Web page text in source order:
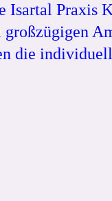
Isartal Praxis
die